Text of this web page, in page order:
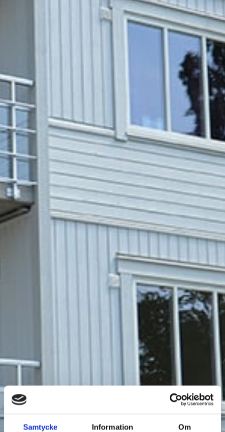
Samtycke Information Om